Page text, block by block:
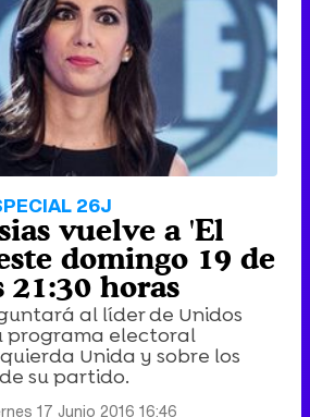
26J
vuelve a 'El
domingo 19 de
horas
al líder de Unidos
programa electoral
Unida y sobre los
su partido.
17 Junio 2016 16:46